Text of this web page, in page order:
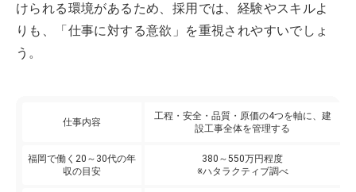
けられる環境があるため、採用では、経験やスキルよ
りも、「仕事に対する意欲」を重視されやすいでしょ
う。
仕事内容
工程・安全・品質・原価の4つを軸に、建
設工事全体を管理する
福岡で働く20～30代の年
収の目安
380～550万円程度
※ハタラクティブ調べ